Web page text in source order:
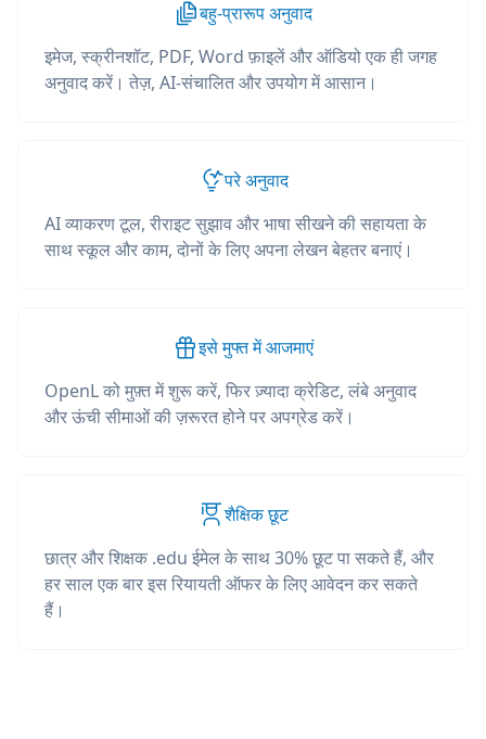
बहु-प्रारूप अनुवाद
इमेज, स्क्रीनशॉट, PDF, Word फ़ाइलें और ऑडियो एक ही जगह
अनुवाद करें। तेज़, AI-संचालित और उपयोग में आसान।
परे अनुवाद
AI व्याकरण टूल, रीराइट सुझाव और भाषा सीखने की सहायता के
साथ स्कूल और काम, दोनों के लिए अपना लेखन बेहतर बनाएं।
इसे मुफ्त में आजमाएं
OpenL को मुफ़्त में शुरू करें, फिर ज़्यादा क्रेडिट, लंबे अनुवाद
और ऊंची सीमाओं की ज़रूरत होने पर अपग्रेड करें।
शैक्षिक छूट
छात्र और शिक्षक .edu ईमेल के साथ 30% छूट पा सकते हैं, और
हर साल एक बार इस रियायती ऑफर के लिए आवेदन कर सकते
हैं।